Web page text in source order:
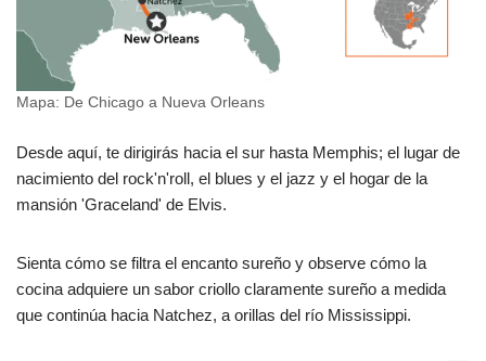
Mapa: De Chicago a Nueva Orleans
Desde aquí, te dirigirás hacia el sur hasta Memphis; el lugar de
nacimiento del rock'n'roll, el blues y el jazz y el hogar de la
mansión 'Graceland' de Elvis.
Sienta cómo se filtra el encanto sureño y observe cómo la
cocina adquiere un sabor criollo claramente sureño a medida
que continúa hacia Natchez, a orillas del río Mississippi.